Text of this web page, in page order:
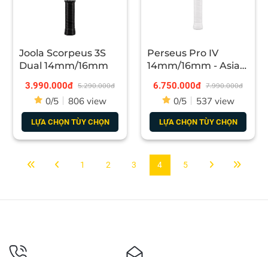
Joola Scorpeus 3S
Dual 14mm/16mm
3.990.000đ 5.290.000đ
0/5 806 view
LỰA CHỌN TÙY CHỌN
Perseus Pro IV
14mm/16mm - Asia
6.750.000đ 7.990.000đ
0/5 537 view
LỰA CHỌN TÙY CHỌN
1 2 3 4 5